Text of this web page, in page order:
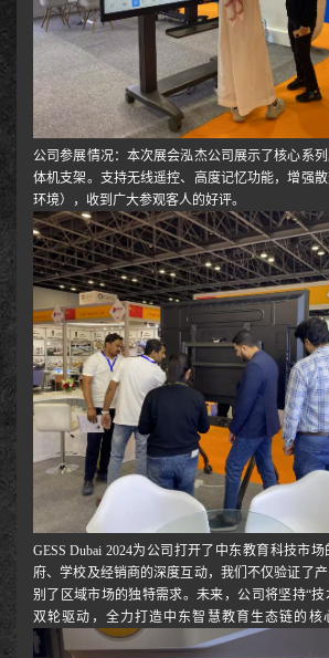
公司参展情况：本次展会泓杰公司展示了核心系
体机支架。支持无线遥控、高度记忆功能，增强
环境），收到广大参观客人的好评。
GESS Dubai 2024为公司打开了中东教育科技市
府、学校及经销商的深度互动，我们不仅验证了
别了区域市场的独特需求。未来，公司将坚持“
双轮驱动，全力打造中东智慧教育生态链的核